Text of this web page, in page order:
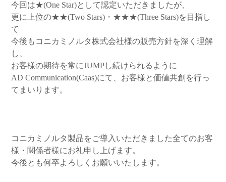
今回は★(One Star)として認定いただきましたが、
更に上位の★★(Two Stars)・★★★(Three Stars)を目指し
て
今後もコニカミノルタ株式会社様の販売方針を深く理解
し、
お客様の期待を常にJUMPし続けられるように
AD Communication(Caas)にて、お客様と価値共創を行っ
てまいります。
コニカミノルタ製品をご導入いただきました全てのお客
様・関係者様にお礼申し上げます。
今後とも何卒よろしくお願いいたします。